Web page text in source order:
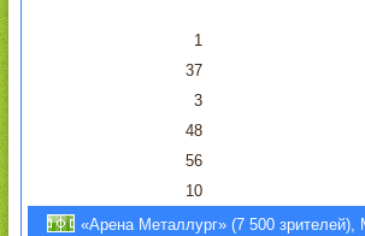
1
37
3
48
56
10
«Арена Металлург» (7 500 зрителей),